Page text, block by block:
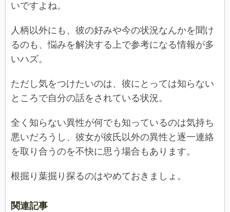
いですよね。
人柄以外にも、彼の好みや今の状況なんかを聞け
るのも、悩みを解決する上で参考になる情報が多
いハズ。
ただし気をつけたいのは、彼にとっては知らない
ところで自分の話をされている状況。
全く知らない異性が何でも知っているのは気持ち
悪いだろうし、彼女が彼氏以外の異性と逐一連絡
を取り合うのを不快に思う場合もあります。
根掘り葉掘り探るのはやめておきましょ。
関連記事